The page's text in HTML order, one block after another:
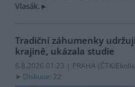
Vlasák.
Tradiční záhumenky
krajině, ukázala studie
6.8.2026 01:23 | PRAHA (ČTK/
Diskuse: 22